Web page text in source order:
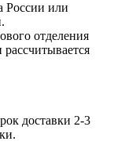
России или
отделения
рассчитывается
доставки 2-3